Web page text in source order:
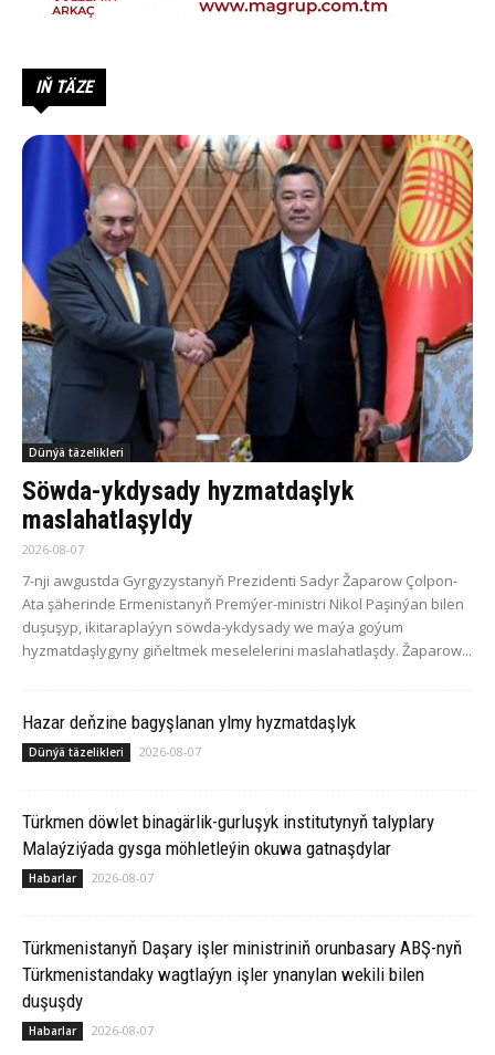
IŇ TÄZE
Dünýä täzelikleri
Söwda-ykdysady hyzmatdaşlyk
maslahatlaşyldy
2026-08-07
7-nji awgustda Gyrgyzystanyň Prezidenti Sadyr Žaparow Çolpon-
Ata şäherinde Ermenistanyň Premýer-ministri Nikol Paşinýan bilen
duşuşyp, ikitaraplaýyn söwda-ykdysady we maýa goýum
hyzmatdaşlygyny giňeltmek meselelerini maslahatlaşdy. Žaparow...
Hazar deňzine bagyşlanan ylmy hyzmatdaşlyk
Dünýä täzelikleri 2026-08-07
Türkmen döwlet binagärlik-gurluşyk institutynyň talyplary
Malaýziýada gysga möhletleýin okuwa gatnaşdylar
Habarlar 2026-08-07
Türkmenistanyň Daşary işler ministriniň orunbasary ABŞ-nyň
Türkmenistandaky wagtlaýyn işler ynanylan wekili bilen
duşuşdy
Habarlar 2026-08-07